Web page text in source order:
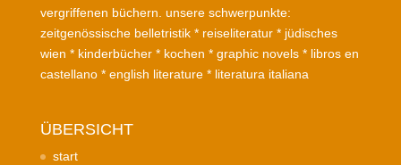
vergriffenen büchern. unsere schwerpunkte:
zeitgenössische belletristik * reiseliteratur * jüdisches
wien * kinderbücher * kochen * graphic novels * libros en
castellano * english literature * literatura italiana
ÜBERSICHT
start